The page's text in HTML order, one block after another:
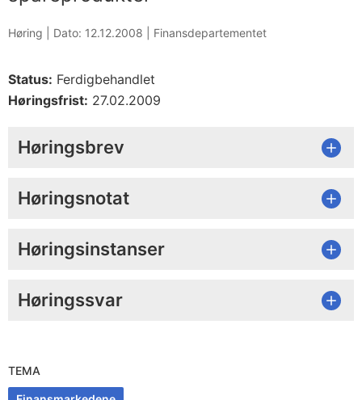
Høring | Dato: 12.12.2008 Finansdepartementet
Status: Ferdigbehandlet
Høringsfrist: 27.02.2009
Høringsbrev
Høringsnotat
Høringsinstanser
Høringssvar
TEMA